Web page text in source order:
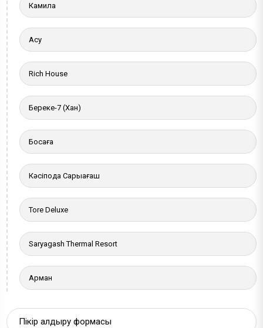
Камила
Ақсу
Rich House
Береке-7 (Хан)
Босаға
Кәсіподақ Сарыағаш
Tore Deluxe
Saryagash Thermal Resort
Арман
Пікір қалдыру формасы